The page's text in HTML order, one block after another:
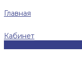
Главная
Кабинет